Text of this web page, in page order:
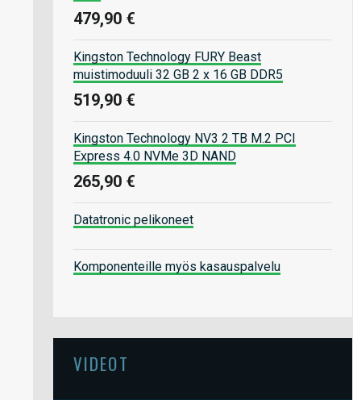
479,90 €
Kingston Technology FURY Beast
muistimoduuli 32 GB 2 x 16 GB DDR5
519,90 €
Kingston Technology NV3 2 TB M.2 PCI
Express 4.0 NVMe 3D NAND
265,90 €
Datatronic pelikoneet
Komponenteille myös kasauspalvelu
VIDEOT